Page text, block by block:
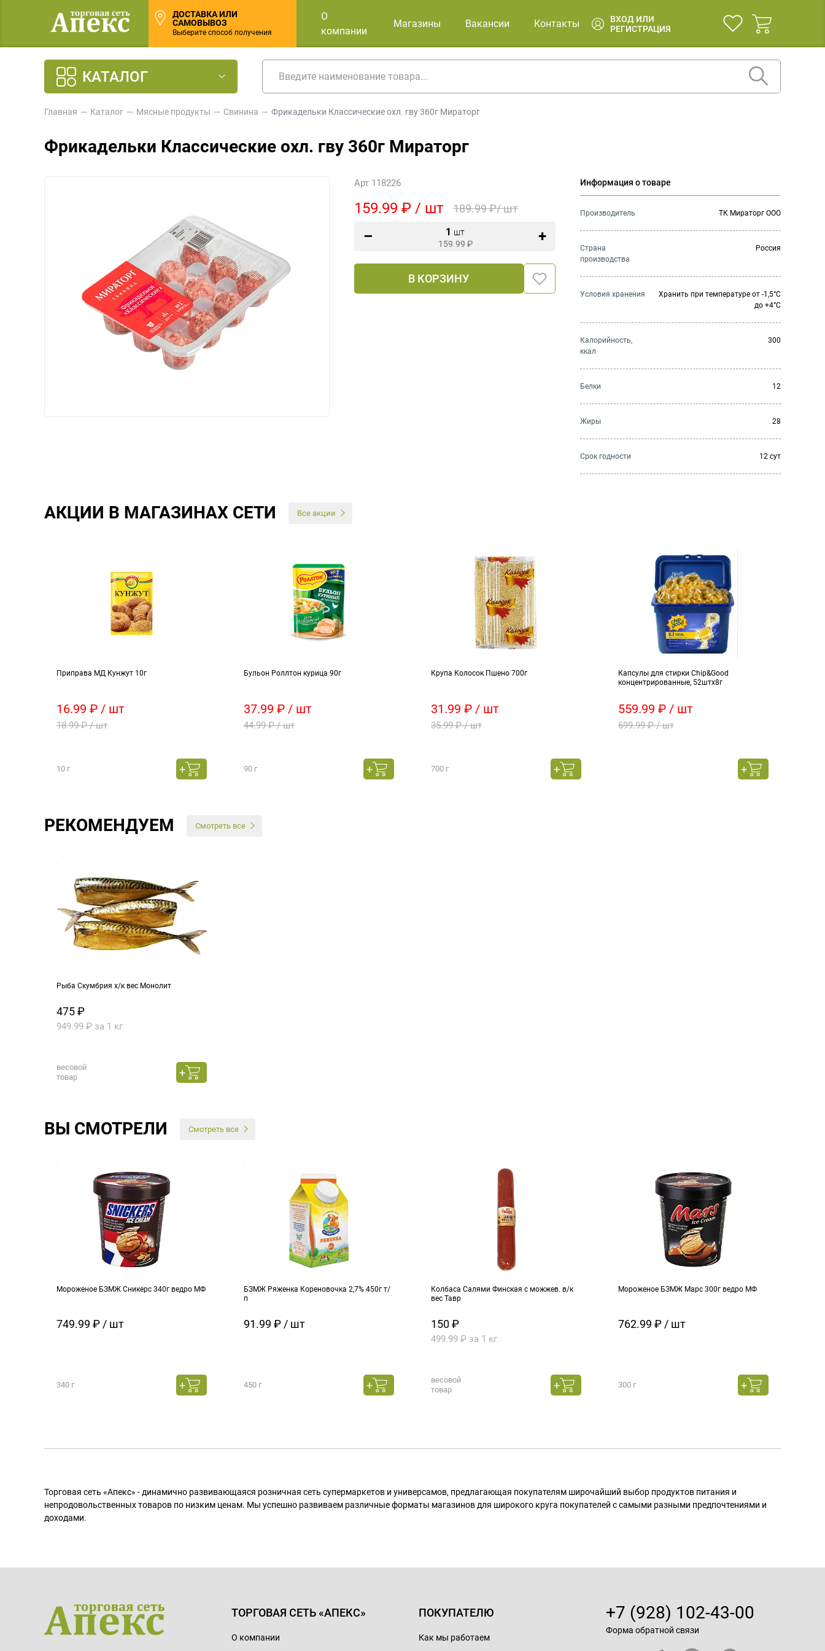
ДОСТАВКА ИЛИ
САМОВЫВОЗ
Выберите способ получения
О
компании
Магазины Вакансии Контакты
ВХОД ИЛИ
РЕГИСТРАЦИЯ
КАТАЛОГ
Главная Каталог Мясные продукты Свинина Фрикадельки Классические охл. гву 360г Мираторг
Фрикадельки Классические охл. гву 360г Мираторг
Арт 118226
159.99 ₽ / шт 189.99 ₽/ шт
1 шт
159.99 ₽
В КОРЗИНУ
Информация о товаре
Производитель ТК Мираторг ООО
Страна
производства
Россия
Условия хранения
Хранить при температуре от -1,5°С
до +4°С
Калорийность,
ккал
300
Белки 12
Жиры 28
Cрок годности 12 сут
АКЦИИ В МАГАЗИНАХ СЕТИ Все акции
Приправа МД Кунжут 10г
16.99 ₽ / шт
18.99 ₽ / шт
10 г
Бульон Роллтон курица 90г
37.99 ₽ / шт
44.99 ₽ / шт
90 г
Крупа Колосок Пшено 700г
31.99 ₽ / шт
35.99 ₽ / шт
700 г
Капсулы для стирки Chip&Good
концентрированные, 52штх8г
559.99 ₽ / шт
699.99 ₽ / шт
РЕКОМЕНДУЕМ Смотреть все
Рыба Скумбрия х/к вес Монолит
475 ₽
949.99 ₽ за 1 кг
весовой
товар
ВЫ СМОТРЕЛИ Смотреть все
Мороженое БЗМЖ Сникерс 340г ведро МФ
749.99 ₽ / шт
340 г
БЗМЖ Ряженка Кореновочка 2,7% 450г т/
п
91.99 ₽ / шт
450 г
Колбаса Салями Финская с можжев. в/к
вес Тавр
150 ₽
499.99 ₽ за 1 кг
весовой
товар
Мороженое БЗМЖ Марс 300г ведро МФ
762.99 ₽ / шт
300 г
Торговая сеть «Апекс» - динамично развивающаяся розничная сеть супермаркетов и универсамов, предлагающая покупателям широчайший выбор продуктов питания и
непродовольственных товаров по низким ценам. Мы успешно развиваем различные форматы магазинов для широкого круга покупателей с самыми разными предпочтениями и
доходами.
ТОРГОВАЯ СЕТЬ «АПЕКС»
О компании
ПОКУПАТЕЛЮ
Как мы работаем
+7 (928) 102-43-00
Форма обратной связи